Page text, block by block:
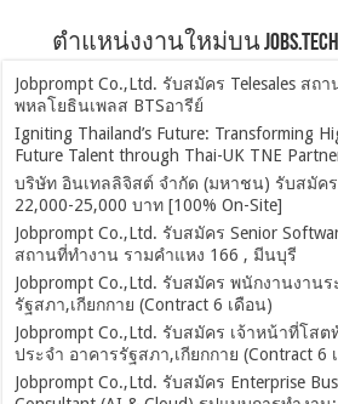
ตำแหน่งงานใหม่บน
Jobprompt Co.,Ltd. รับสมัคร Telesales สถ
พหลโยธินเพลส BTSอารีย์
Igniting Thailand’s Future: Transforming
Future Talent through Thai-UK TNE
บริษัท อินเทลลิจิสต์ จำกัด (มหาชน) รับสมัคร
22,000-25,000 บาท [100% On-Site]
Jobprompt Co.,Ltd. รับสมัคร Senior
สถานที่ทำงาน รามคำแหง 166 , มีนบุรี
Jobprompt Co.,Ltd. รับสมัคร พนักงานงาน
รัฐสภา,เกียกกาย (Contract 6 เดือน)
Jobprompt Co.,Ltd. รับสมัคร เจ้าหน้าที่โส
ประจำ อาคารรัฐสภา,เกียกกาย (Contract 6
Jobprompt Co.,Ltd. รับสมัคร Enterprise